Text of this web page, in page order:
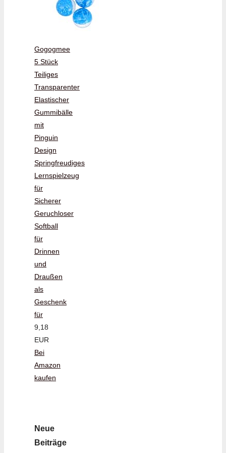
Gogogmee
5 Stück
Teiliges
Transparenter
Elastischer
Gummibälle
mit
Pinguin
Design
Springfreudiges
Lernspielzeug
für
Sicherer
Geruchloser
Softball
für
Drinnen
und
Draußen
als
Geschenk
für
9,18
EUR
Bei
Amazon
kaufen
Neue
Beiträge